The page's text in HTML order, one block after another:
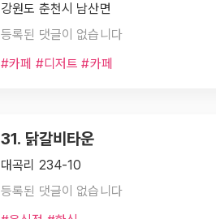
강원도 춘천시 남산면
등록된 댓글이 없습니다
#카페 #디저트 #카페
31. 닭갈비타운
대곡리 234-10
등록된 댓글이 없습니다